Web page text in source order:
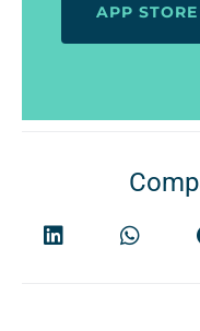
APP STORE